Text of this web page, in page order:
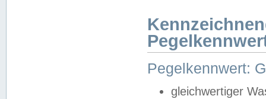
Pegelkennwert:
gleichwertiger